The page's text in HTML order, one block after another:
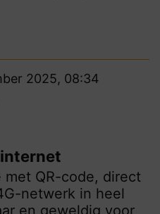
2025, 08:34
QR-code, direct
netwerk in heel
en geweldig voor